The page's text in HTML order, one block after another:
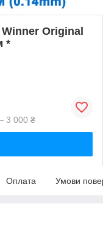
Winner Original
*
3 000 ₴
Оплата Умови